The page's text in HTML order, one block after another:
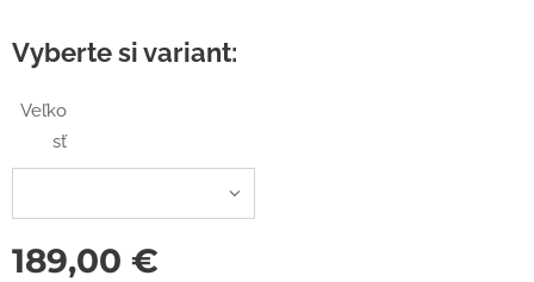
Vyberte si variant:
Veľko
sť
189,00 €